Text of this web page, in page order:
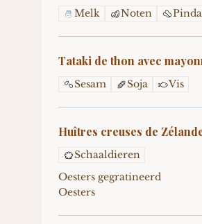
Melk Noten
Tataki de thon avec
Sesam Soja Vis
Huîtres creuses de
Oesters gegratineerd
Oesters
Schaaldieren